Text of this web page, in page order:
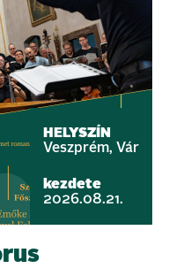
HELYSZÍN
Veszprém, Vár
kezdete
2026.08.21.